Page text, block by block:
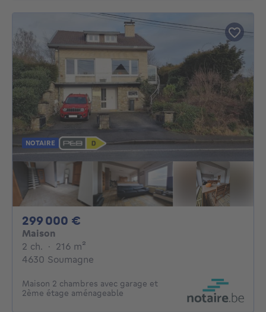
NOTAIRE
299 000 €
Maison
2 ch. 2 chambres
· 216 m²
4630 Soumagne
Maison 2 chambres avec garage et
2ème étage aménageable